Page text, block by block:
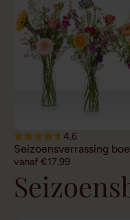
4.6
Seizoensverrassing
vanaf €17,99